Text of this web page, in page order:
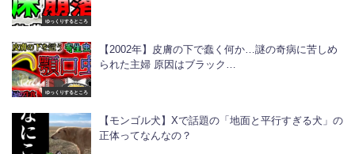
ゆっくりするところ
ゆっくりするところ
【2002年】皮膚の下で蠢く何か…謎の奇病に苦しめ
られた主婦 原因はブラック…
【モンゴル犬】Xで話題の「地面と平行すぎる犬」の
正体ってなんなの？